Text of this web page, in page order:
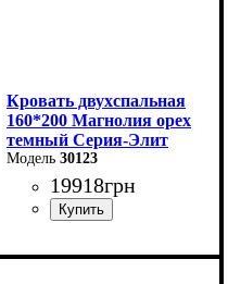
Кровать двухспальная
160*200 Магнолия орех
темный Серия-Элит
30123
19918грн
Ширина: 168 см